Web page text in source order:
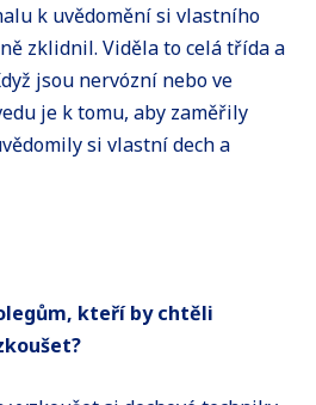
k uvědomění si vlastního
zklidnil. Viděla to celá třída a
jsou nervózní nebo ve
je k tomu, aby zaměřily
si vlastní dech a
kteří by chtěli